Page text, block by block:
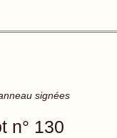
signées
n° 130